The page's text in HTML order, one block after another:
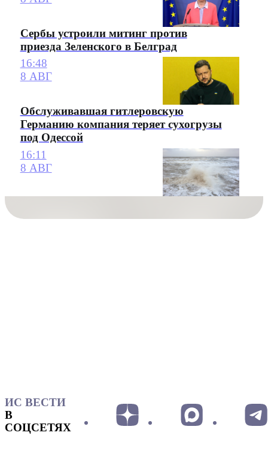
Сербы устроили митинг против
приезда Зеленского в Белград
16:48
8 АВГ
Обслуживавшая гитлеровскую
Германию компания теряет сухогрузы
под Одессой
16:11
8 АВГ
ИС ВЕСТИ
В
СОЦСЕТЯХ